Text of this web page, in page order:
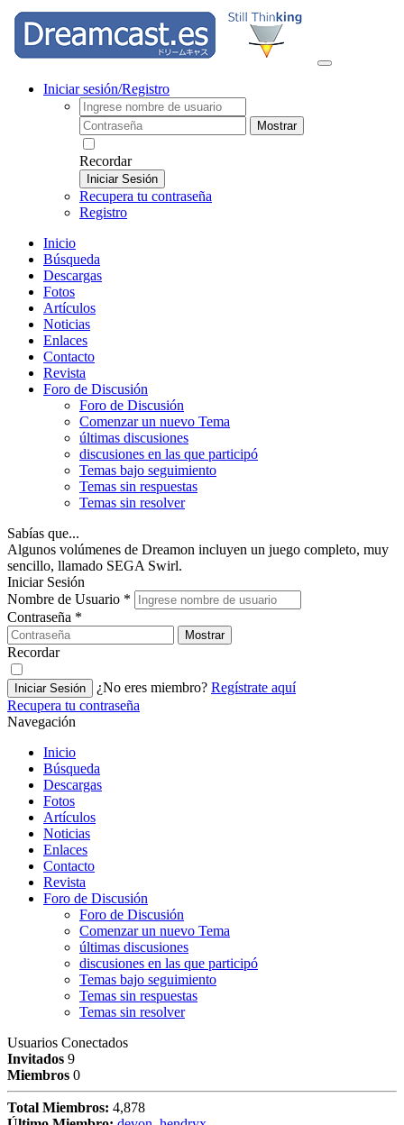
Iniciar sesión/Registro
Mostrar
Recordar
Iniciar Sesión
Recupera tu contraseña
Registro
Inicio
Búsqueda
Descargas
Fotos
Artículos
Noticias
Enlaces
Contacto
Revista
Foro de Discusión
Foro de Discusión
Comenzar un nuevo Tema
últimas discusiones
discusiones en las que participó
Temas bajo seguimiento
Temas sin respuestas
Temas sin resolver
Sabías que...
Algunos volúmenes de Dreamon incluyen un juego completo, muy
sencillo, llamado SEGA Swirl.
Iniciar Sesión
Nombre de Usuario *
Contraseña *
Mostrar
Recordar
Iniciar Sesión ¿No eres miembro? Regístrate aquí
Recupera tu contraseña
Navegación
Inicio
Búsqueda
Descargas
Fotos
Artículos
Noticias
Enlaces
Contacto
Revista
Foro de Discusión
Foro de Discusión
Comenzar un nuevo Tema
últimas discusiones
discusiones en las que participó
Temas bajo seguimiento
Temas sin respuestas
Temas sin resolver
Usuarios Conectados
Invitados 9
Miembros 0
Total Miembros: 4,878